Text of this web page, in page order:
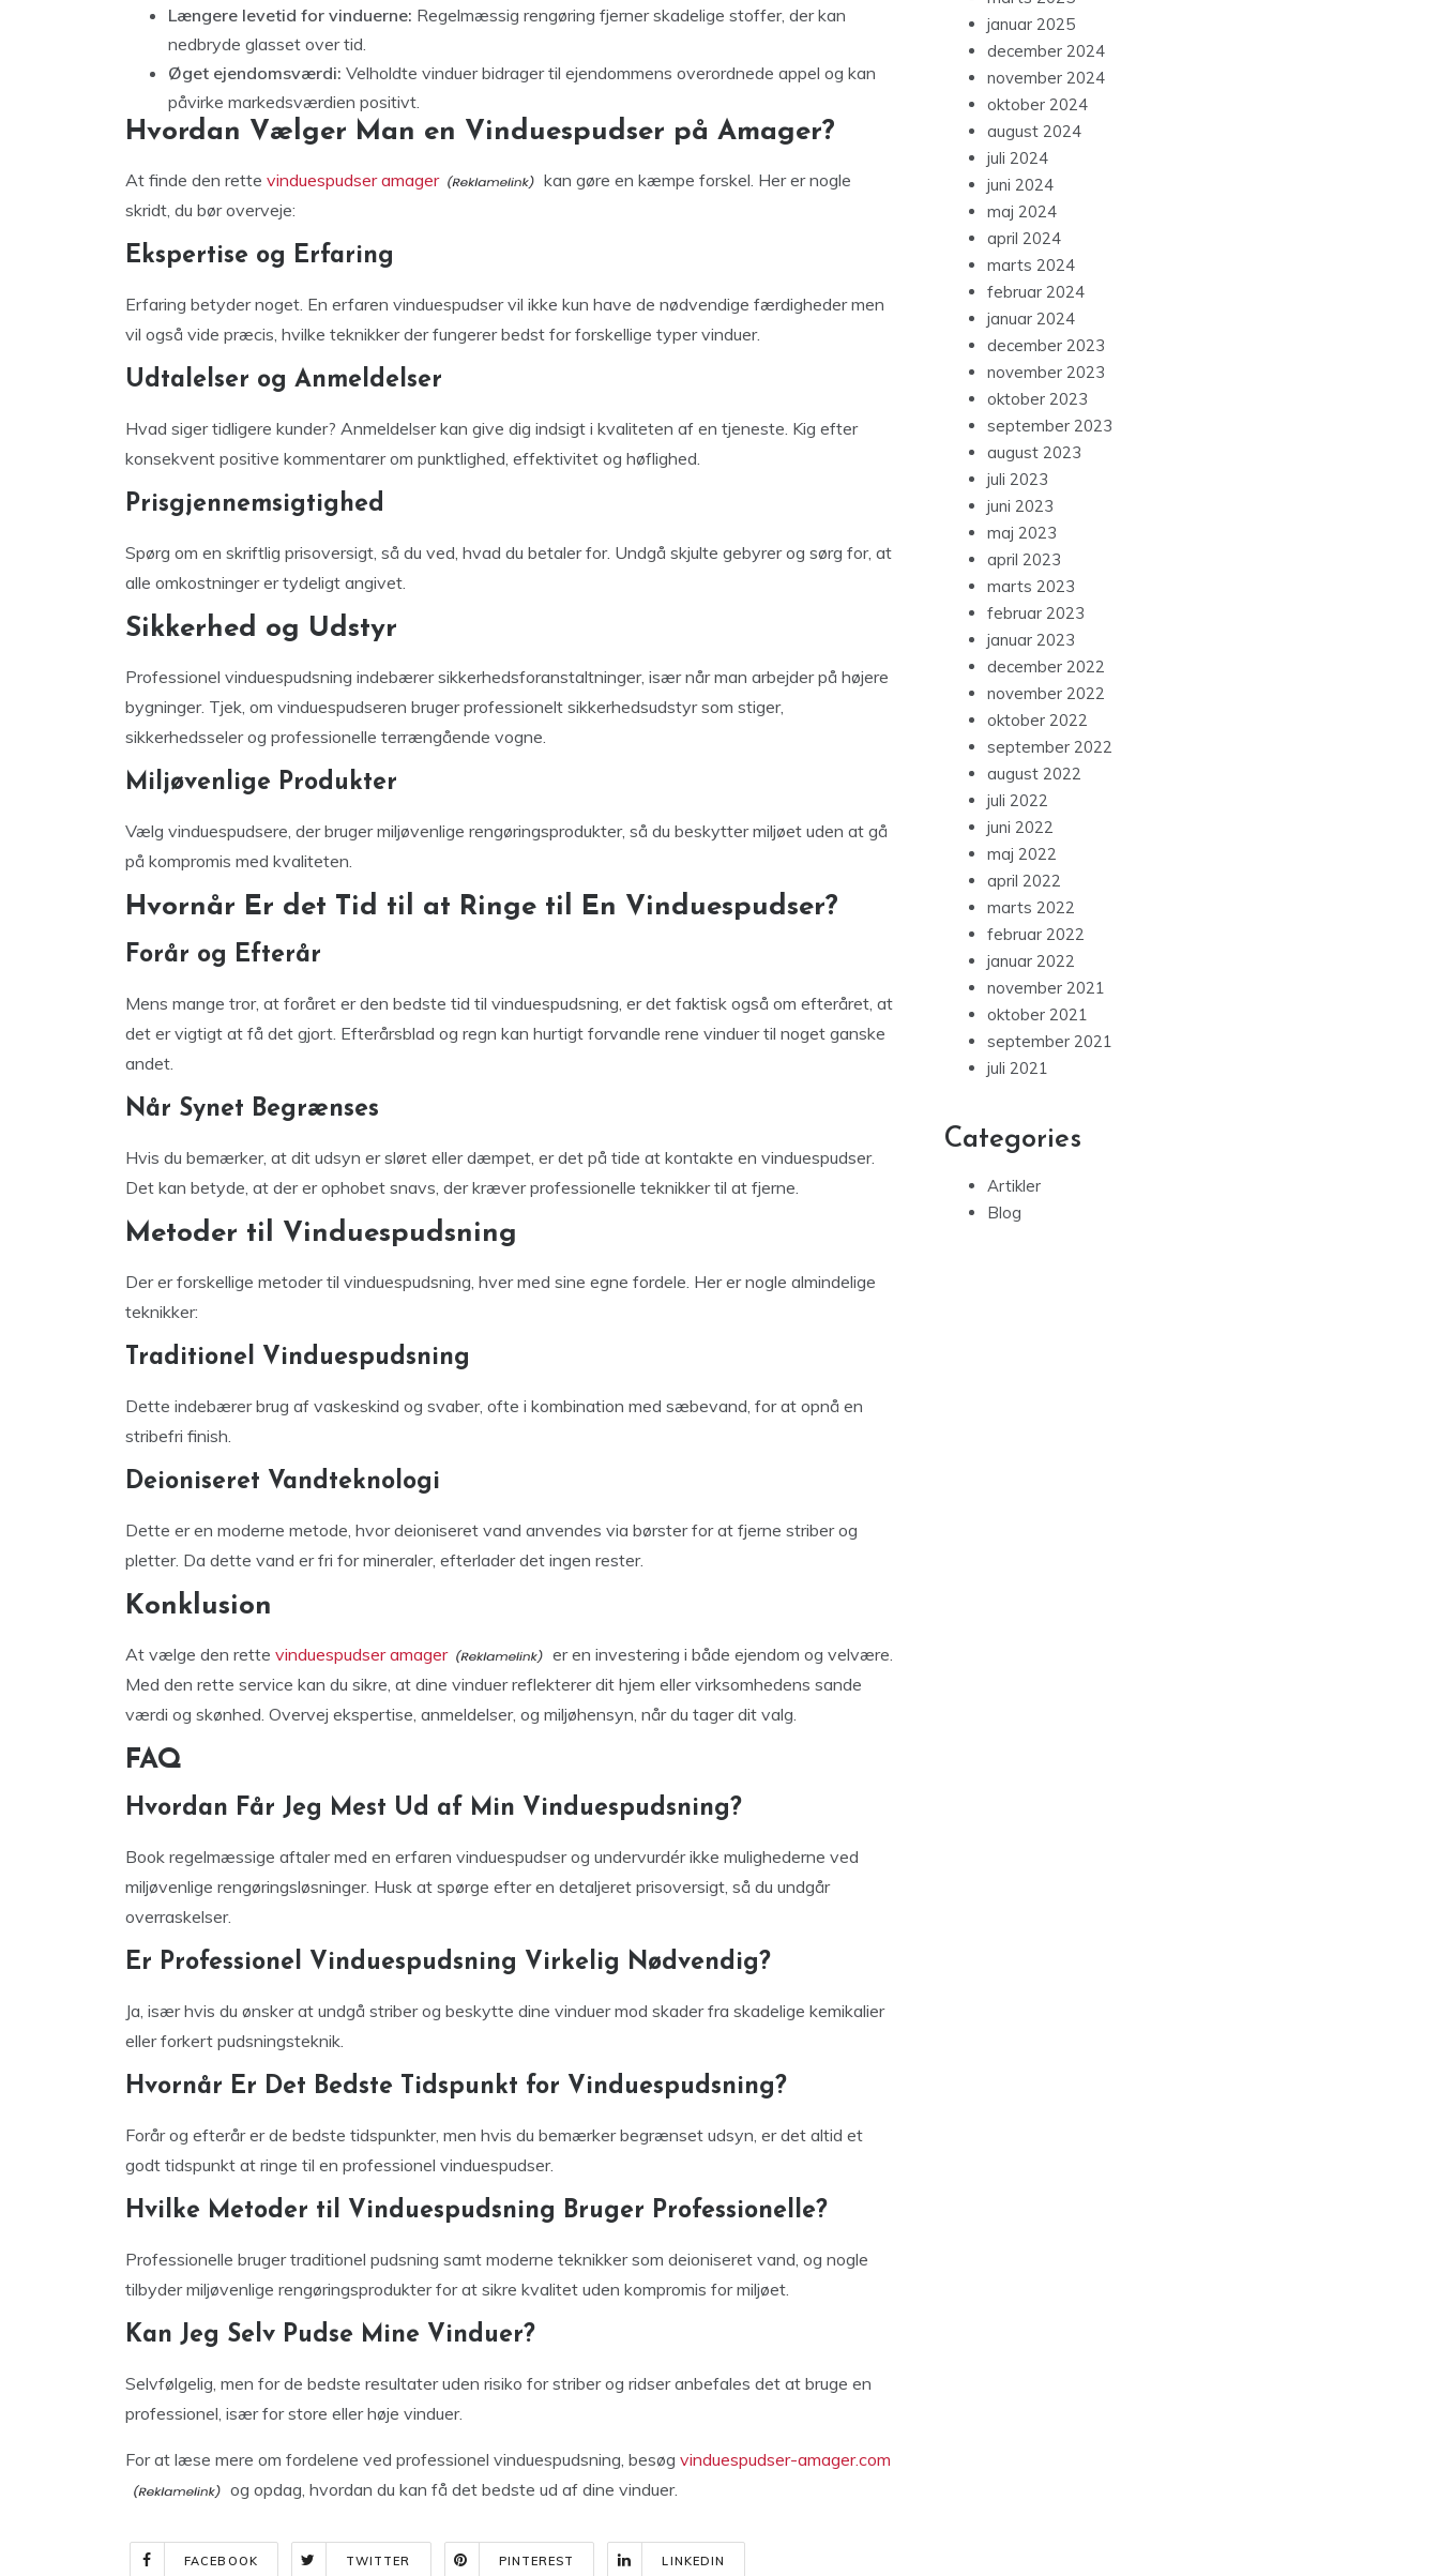
Længere levetid for vinduerne: Regelmæssig rengøring fjerner skadelige stoffer, der kan
nedbryde glasset over tid.
Øget ejendomsværdi: Velholdte vinduer bidrager til ejendommens overordnede appel og kan
påvirke markedsværdien positivt.
Hvordan Vælger Man en Vinduespudser på Amager?
At finde den rette vinduespudser amager
kan gøre en kæmpe forskel. Her er nogle
skridt, du bør overveje:
Ekspertise og Erfaring
Erfaring betyder noget. En erfaren vinduespudser vil ikke kun have de nødvendige færdigheder men
vil også vide præcis, hvilke teknikker der fungerer bedst for forskellige typer vinduer.
Udtalelser og Anmeldelser
Hvad siger tidligere kunder? Anmeldelser kan give dig indsigt i kvaliteten af en tjeneste. Kig efter
konsekvent positive kommentarer om punktlighed, effektivitet og høflighed.
Prisgjennemsigtighed
Spørg om en skriftlig prisoversigt, så du ved, hvad du betaler for. Undgå skjulte gebyrer og sørg for, at
alle omkostninger er tydeligt angivet.
Sikkerhed og Udstyr
Professionel vinduespudsning indebærer sikkerhedsforanstaltninger, især når man arbejder på højere
bygninger. Tjek, om vinduespudseren bruger professionelt sikkerhedsudstyr som stiger,
sikkerhedsseler og professionelle terrængående vogne.
Miljøvenlige Produkter
Vælg vinduespudsere, der bruger miljøvenlige rengøringsprodukter, så du beskytter miljøet uden at gå
på kompromis med kvaliteten.
Hvornår Er det Tid til at Ringe til En Vinduespudser?
Forår og Efterår
Mens mange tror, at foråret er den bedste tid til vinduespudsning, er det faktisk også om efteråret, at
det er vigtigt at få det gjort. Efterårsblad og regn kan hurtigt forvandle rene vinduer til noget ganske
andet.
Når Synet Begrænses
Hvis du bemærker, at dit udsyn er sløret eller dæmpet, er det på tide at kontakte en vinduespudser.
Det kan betyde, at der er ophobet snavs, der kræver professionelle teknikker til at fjerne.
Metoder til Vinduespudsning
Der er forskellige metoder til vinduespudsning, hver med sine egne fordele. Her er nogle almindelige
teknikker:
Traditionel Vinduespudsning
Dette indebærer brug af vaskeskind og svaber, ofte i kombination med sæbevand, for at opnå en
stribefri finish.
Deioniseret Vandteknologi
Dette er en moderne metode, hvor deioniseret vand anvendes via børster for at fjerne striber og
pletter. Da dette vand er fri for mineraler, efterlader det ingen rester.
Konklusion
At vælge den rette vinduespudser amager
er en investering i både ejendom og velvære.
Med den rette service kan du sikre, at dine vinduer reflekterer dit hjem eller virksomhedens sande
værdi og skønhed. Overvej ekspertise, anmeldelser, og miljøhensyn, når du tager dit valg.
FAQ
Hvordan Får Jeg Mest Ud af Min Vinduespudsning?
Book regelmæssige aftaler med en erfaren vinduespudser og undervurdér ikke mulighederne ved
miljøvenlige rengøringsløsninger. Husk at spørge efter en detaljeret prisoversigt, så du undgår
overraskelser.
Er Professionel Vinduespudsning Virkelig Nødvendig?
Ja, især hvis du ønsker at undgå striber og beskytte dine vinduer mod skader fra skadelige kemikalier
eller forkert pudsningsteknik.
Hvornår Er Det Bedste Tidspunkt for Vinduespudsning?
Forår og efterår er de bedste tidspunkter, men hvis du bemærker begrænset udsyn, er det altid et
godt tidspunkt at ringe til en professionel vinduespudser.
Hvilke Metoder til Vinduespudsning Bruger Professionelle?
Professionelle bruger traditionel pudsning samt moderne teknikker som deioniseret vand, og nogle
tilbyder miljøvenlige rengøringsprodukter for at sikre kvalitet uden kompromis for miljøet.
Kan Jeg Selv Pudse Mine Vinduer?
Selvfølgelig, men for de bedste resultater uden risiko for striber og ridser anbefales det at bruge en
professionel, især for store eller høje vinduer.
For at læse mere om fordelene ved professionel vinduespudsning, besøg vinduespudser-amager.com
og opdag, hvordan du kan få det bedste ud af dine vinduer.
FACEBOOK TWITTER PINTEREST LINKEDIN
januar 2025
december 2024
november 2024
oktober 2024
august 2024
juli 2024
juni 2024
maj 2024
april 2024
marts 2024
februar 2024
januar 2024
december 2023
november 2023
oktober 2023
september 2023
august 2023
juli 2023
juni 2023
maj 2023
april 2023
marts 2023
februar 2023
januar 2023
december 2022
november 2022
oktober 2022
september 2022
august 2022
juli 2022
juni 2022
maj 2022
april 2022
marts 2022
februar 2022
januar 2022
november 2021
oktober 2021
september 2021
juli 2021
Categories
Artikler
Blog